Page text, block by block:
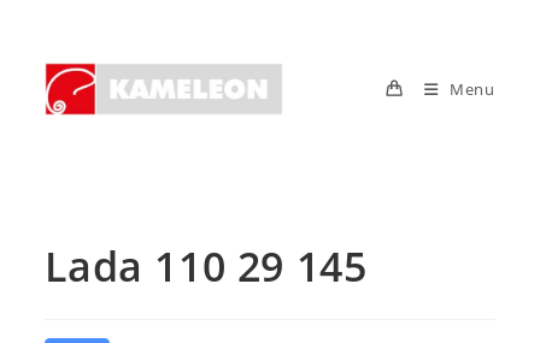
content
Menu
Lada 110 29 145